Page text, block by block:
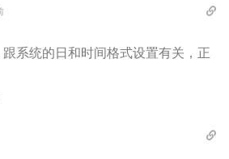
系统的日和时间格式设置有关，正